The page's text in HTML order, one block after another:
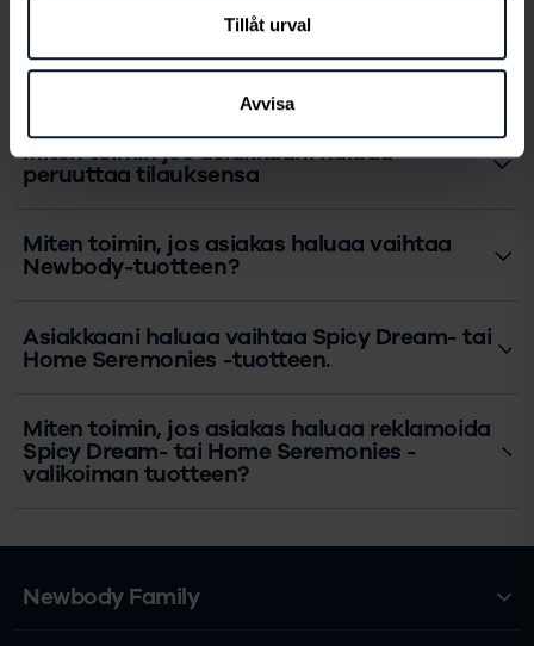
Tillåt urval
Avvisa
Peruutukset, vaihdot ja reklamaatiot
Miten toimin jos asiakkaani haluaa
peruuttaa tilauksensa
Miten toimin, jos asiakas haluaa vaihtaa
Newbody-tuotteen?
Asiakkaani haluaa vaihtaa Spicy Dream- tai
Home Seremonies -tuotteen.
Miten toimin, jos asiakas haluaa reklamoida
Spicy Dream- tai Home Seremonies -
valikoiman tuotteen?
Newbody Family